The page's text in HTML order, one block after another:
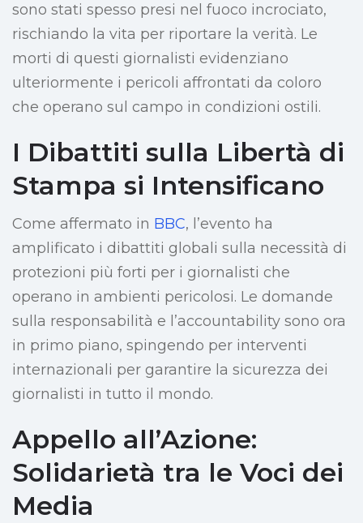
sono stati spesso presi nel fuoco incrociato,
rischiando la vita per riportare la verità. Le
morti di questi giornalisti evidenziano
ulteriormente i pericoli affrontati da coloro
che operano sul campo in condizioni ostili.
I Dibattiti sulla Libertà di
Stampa si Intensificano
Come affermato in BBC, l’evento ha
amplificato i dibattiti globali sulla necessità di
protezioni più forti per i giornalisti che
operano in ambienti pericolosi. Le domande
sulla responsabilità e l’accountability sono ora
in primo piano, spingendo per interventi
internazionali per garantire la sicurezza dei
giornalisti in tutto il mondo.
Appello all’Azione:
Solidarietà tra le Voci dei
Media